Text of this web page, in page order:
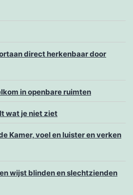
direct herkenbaar door
in openbare ruimten
wat je niet ziet
Kamer, voel en luister en verken
wijst blinden en slechtzienden